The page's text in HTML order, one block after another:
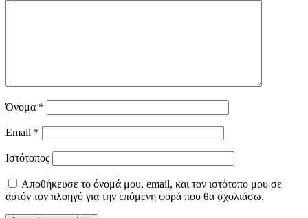
Όνομα *
Email *
Ιστότοπος
Αποθήκευσε το όνομά μου, email, και τον ιστότοπο μου σε
αυτόν τον πλοηγό για την επόμενη φορά που θα σχολιάσω.